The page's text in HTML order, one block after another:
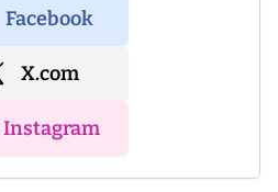
Facebook
X.com
Instagram